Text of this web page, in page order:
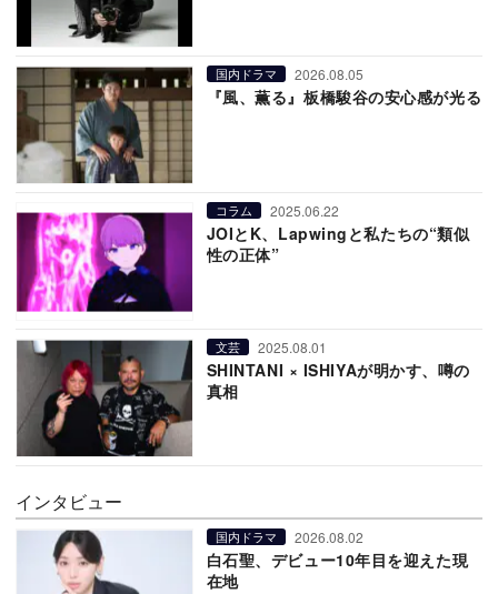
国内ドラマ 2026.08.05
『風、薫る』板橋駿谷の安心感が光る
コラム 2025.06.22
JOIとK、Lapwingと私たちの“類似
性の正体”
文芸 2025.08.01
SHINTANI × ISHIYAが明かす、噂の
真相
インタビュー
国内ドラマ 2026.08.02
白石聖、デビュー10年目を迎えた現
在地